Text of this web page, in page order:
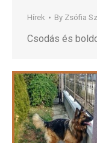
Hírek By Zsófia
Csodás és